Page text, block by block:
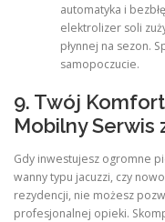
automatyka i
elektrolizer soli
płynnej na sezon.
samopoczucie.
9. Twój
Mobilny Serwis
Gdy inwestujesz ogromne
wanny typu jacuzzi, czy
rezydencji, nie możesz
profesjonalnej opieki.